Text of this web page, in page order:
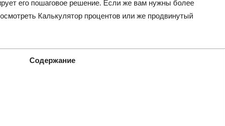
его пошаговое решение. Если же вам нужны более
Калькулятор процентов или же продвинутый
Содержание